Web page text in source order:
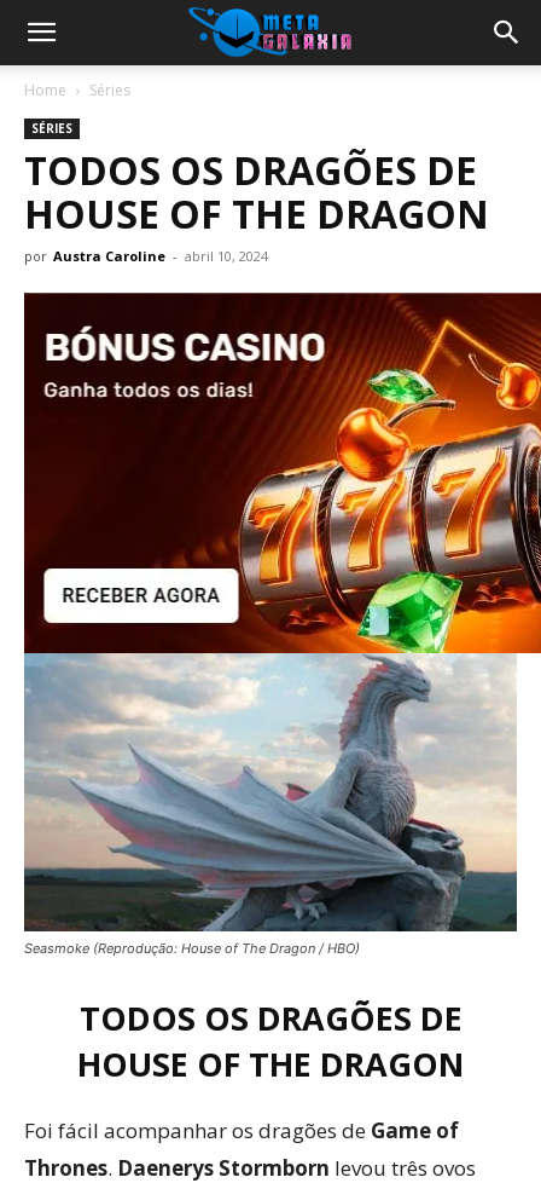
Home Séries
SÉRIES
TODOS OS DRAGÕES DE
HOUSE OF THE DRAGON
por Austra Caroline - abril 10, 2024
Seasmoke (Reprodução: House of The Dragon / HBO)
TODOS OS DRAGÕES DE
HOUSE OF THE DRAGON
Foi fácil acompanhar os dragões de Game of
Thrones. Daenerys Stormborn levou três ovos